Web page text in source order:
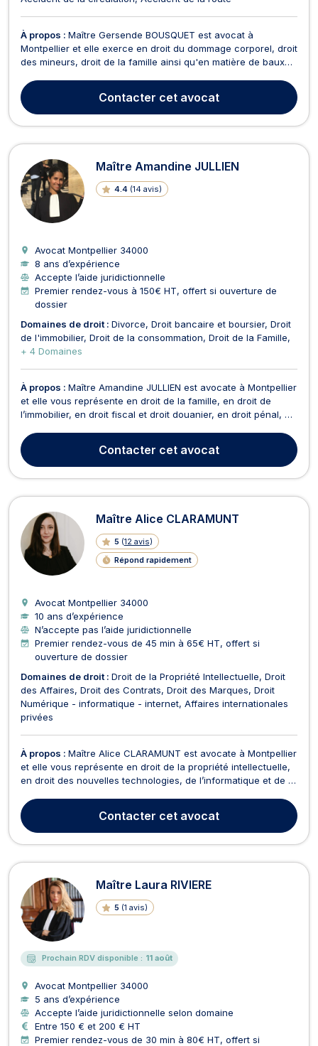
À propos : Maître Gersende BOUSQUET est avocat à
Montpellier et elle exerce en droit du dommage corporel, droit
des mineurs, droit de la famille ainsi qu'en matière de baux
lors de violences ou d' accident de la circulation. L'objectif
est d'obtenir une indemnisation optimale...
Contacter cet avocat
Maître Amandine JULLIEN
4.4 (14 avis)
Avocat Montpellier 34000
8 ans d’expérience
Accepte l’aide juridictionnelle
Premier rendez-vous à 150€ HT, offert si ouverture de
dossier
Domaines de droit : Divorce Droit bancaire et boursier Droit
de l'immobilier Droit de la consommation Droit de la Famille
+ 4 Domaines
À propos : Maître Amandine JULLIEN est avocate à Montpellier
et elle vous représente en droit de la famille, en droit de
l’immobilier, en droit fiscal et droit douanier, en droit pénal, en
Amandine JULLIEN opère en droit de la famille et prend en
charge les affaires de divor...
Contacter cet avocat
Maître Alice CLARAMUNT
5 (12 avis)
Répond rapidement
Avocat Montpellier 34000
10 ans d’expérience
N’accepte pas l’aide juridictionnelle
Premier rendez-vous de 45 min à 65€ HT, offert si
ouverture de dossier
Domaines de droit : Droit de la Propriété Intellectuelle Droit
des Affaires Droit des Contrats Droit des Marques Droit
Numérique - informatique - internet Affaires internationales
privées
À propos : Maître Alice CLARAMUNT est avocate à Montpellier
et elle vous représente en droit de la propriété intellectuelle,
en droit des nouvelles technologies, de l’informatique et de la
de la concurrence. En matière de propriété intellectuelle,
Maître Alice CLARAMUNT inte...
Contacter cet avocat
Maître Laura RIVIERE
5 (1 avis)
Prochain RDV disponible : 11 août
Avocat Montpellier 34000
5 ans d’expérience
Accepte l’aide juridictionnelle selon domaine
Entre 150 € et 200 € HT
Premier rendez-vous de 30 min à 80€ HT, offert si